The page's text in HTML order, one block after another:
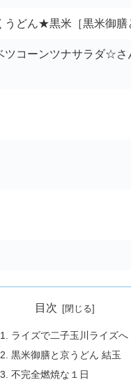
どん★黒米［黒米御膳
ツコーンツナサラダ☆
目次
ライズで二子玉川ライズへ
黒米御膳と京うどん 結玉
不完全燃焼な１日